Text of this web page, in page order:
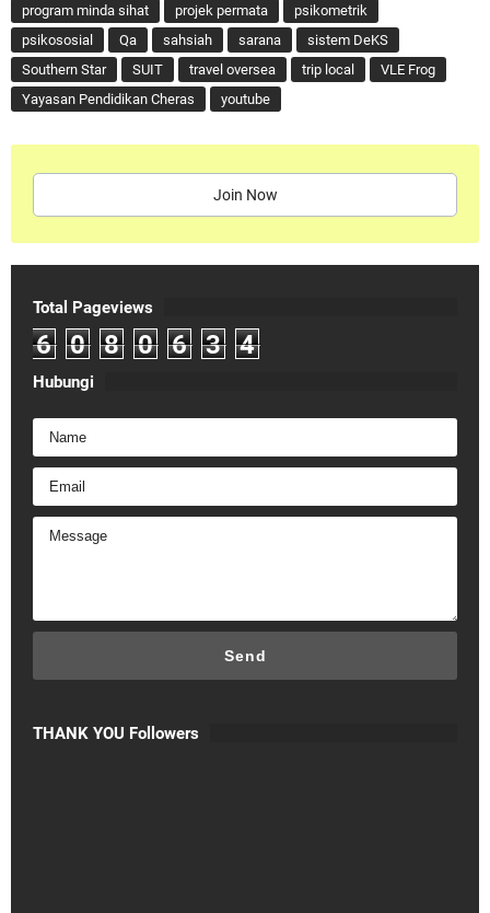
program minda sihat
projek permata
psikometrik
psikososial
Qa sahsiah sarana
sistem DeKS
Southern Star
SUIT travel oversea trip local
VLE Frog
Yayasan Pendidikan Cheras
youtube
Join Now
Total Pageviews
6 0 8 0 6 3 4
Hubungi
THANK YOU Followers